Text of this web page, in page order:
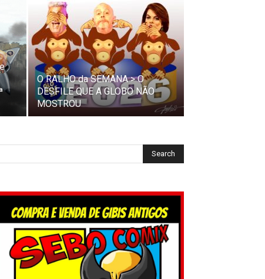
O RALHO da SEMANA > O
DESFILE QUE A GLOBO NÃO
MOSTROU